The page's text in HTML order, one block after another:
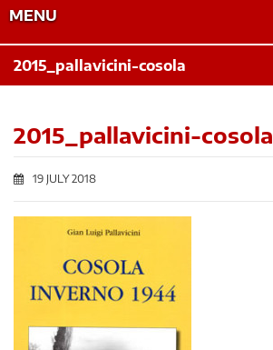
MENU
2015_pallavicini-cosola
2015_pallavicini-cosola
19 JULY 2018